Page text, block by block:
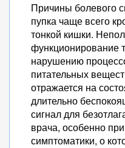
Причины болевого
пупка чаще всего
тонкой кишки.
функционирование
нарушению
питательных
отражается на
длительно
сигнал для
врача, особенно
симптоматики, о